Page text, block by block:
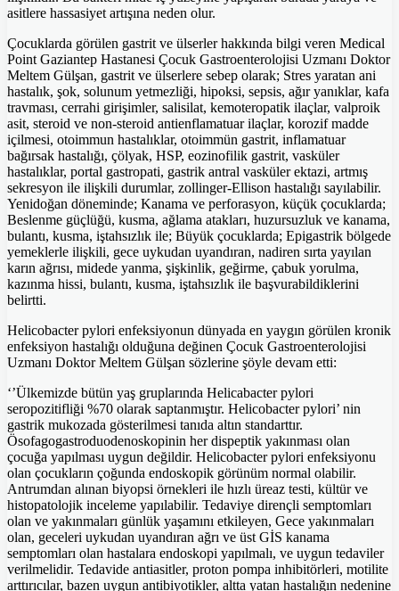
asitlere hassasiyet artışına neden olur.
Çocuklarda görülen gastrit ve ülserler hakkında bilgi veren Medical
Point Gaziantep Hastanesi Çocuk Gastroenterolojisi Uzmanı Doktor
Meltem Gülşan, gastrit ve ülserlere sebep olarak; Stres yaratan ani
hastalık, şok, solunum yetmezliği, hipoksi, sepsis, ağır yanıklar, kafa
travması, cerrahi girişimler, salisilat, kemoteropatik ilaçlar, valproik
asit, steroid ve non-steroid antienflamatuar ilaçlar, korozif madde
içilmesi, otoimmun hastalıklar, otoimmün gastrit, inflamatuar
bağırsak hastalığı, çölyak, HSP, eozinofilik gastrit, vasküler
hastalıklar, portal gastropati, gastrik antral vasküler ektazi, artmış
sekresyon ile ilişkili durumlar, zollinger-Ellison hastalığı sayılabilir.
Yenidoğan döneminde; Kanama ve perforasyon, küçük çocuklarda;
Beslenme güçlüğü, kusma, ağlama atakları, huzursuzluk ve kanama,
bulantı, kusma, iştahsızlık ile; Büyük çocuklarda; Epigastrik bölgede
yemeklerle ilişkili, gece uykudan uyandıran, nadiren sırta yayılan
karın ağrısı, midede yanma, şişkinlik, geğirme, çabuk yorulma,
kazınma hissi, bulantı, kusma, iştahsızlık ile başvurabildiklerini
belirtti.
Helicobacter pylori enfeksiyonun dünyada en yaygın görülen kronik
enfeksiyon hastalığı olduğuna değinen Çocuk Gastroenterolojisi
Uzmanı Doktor Meltem Gülşan sözlerine şöyle devam etti:
‘’Ülkemizde bütün yaş gruplarında Helicabacter pylori
seropozitifliği %70 olarak saptanmıştır. Helicobacter pylori’ nin
gastrik mukozada gösterilmesi tanıda altın standarttır.
Ösofagogastroduodenoskopinin her dispeptik yakınması olan
çocuğa yapılması uygun değildir. Helicobacter pylori enfeksiyonu
olan çocukların çoğunda endoskopik görünüm normal olabilir.
Antrumdan alınan biyopsi örnekleri ile hızlı üreaz testi, kültür ve
histopatolojik inceleme yapılabilir. Tedaviye dirençli semptomları
olan ve yakınmaları günlük yaşamını etkileyen, Gece yakınmaları
olan, geceleri uykudan uyandıran ağrı ve üst GİS kanama
semptomları olan hastalara endoskopi yapılmalı, ve uygun tedaviler
verilmelidir. Tedavide antiasitler, proton pompa inhibitörleri, motilite
arttırıcılar, bazen uygun antibiyotikler, altta yatan hastalığın nedenine